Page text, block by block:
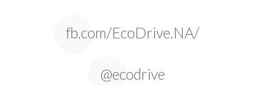
fb.com/EcoDrive.NA/
@ecodrive